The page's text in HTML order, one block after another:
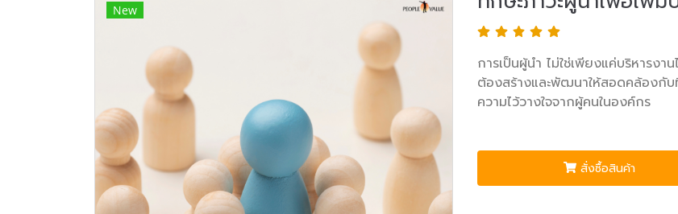
New
การเป็นผู้นำ ไม่ใช่เพียงแค่บริหารง
ต้องสร้างและพัฒนาให้สอดคล้องกับ
ความไว้วางใจจากผู้คนในองค์กร
สั่งซื้อสินค้า